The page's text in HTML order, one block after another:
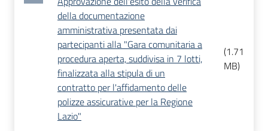
della documentazione
amministrativa presentata dai
partecipanti alla "Gara comunitaria a
procedura aperta, suddivisa in 7 lotti,
finalizzata alla stipula di un
contratto per l'affidamento delle
polizze assicurative per la Regione
Lazio"
(1.71
MB)